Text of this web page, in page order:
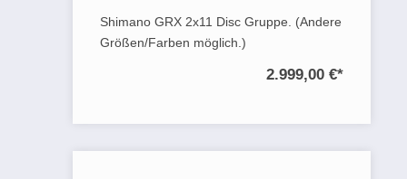
Shimano GRX 2x11 Disc Gruppe. (Andere
Größen/Farben möglich.)
2.999,00 €*